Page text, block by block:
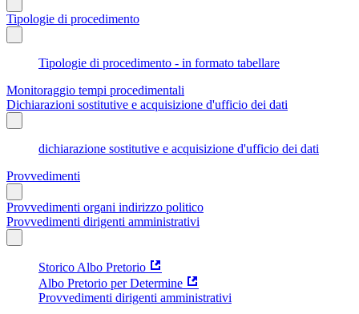
Tipologie di procedimento
Tipologie di procedimento - in formato tabellare
Monitoraggio tempi procedimentali
Dichiarazioni sostitutive e acquisizione d'ufficio dei dati
dichiarazione sostitutive e acquisizione d'ufficio dei dati
Provvedimenti
Provvedimenti organi indirizzo politico
Provvedimenti dirigenti amministrativi
Storico Albo Pretorio
Albo Pretorio per Determine
Provvedimenti dirigenti amministrativi